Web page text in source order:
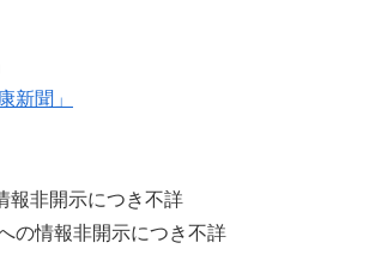
新聞」
報非開示につき不詳
の情報非開示につき不詳